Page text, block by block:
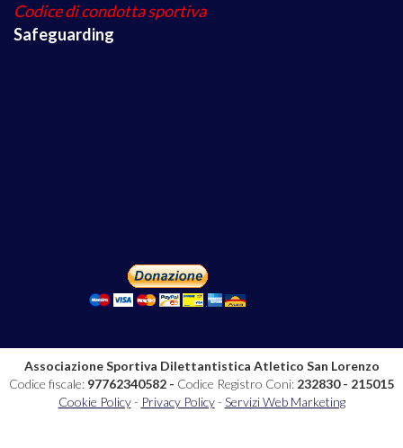
Codice di condotta sportiva
Safeguarding
Associazione Sportiva Dilettantistica Atletico San Lorenzo
Codice fiscale: 97762340582 - Codice Registro Coni: 232830 - 215015
Cookie Policy- Privacy Policy- Servizi Web Marketing